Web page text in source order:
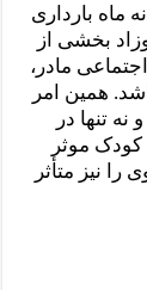
ماه بارداری
بخشی از
مادر،
همین امر
تنها در
کودک موثر
نیز متأثر